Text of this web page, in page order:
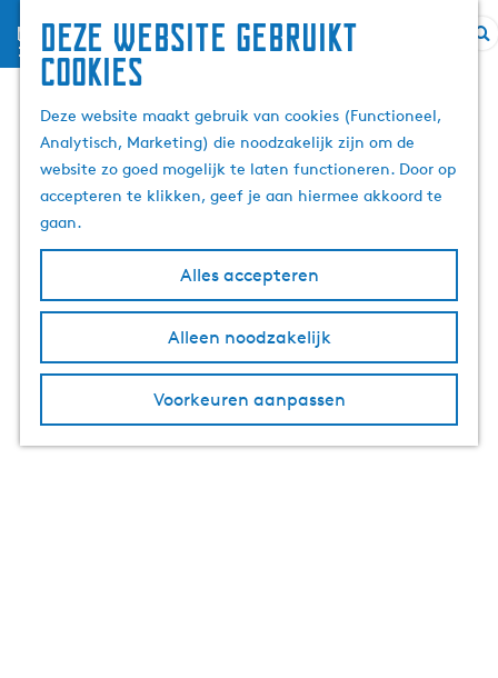
Deze website gebruikt
cookies
Deze website maakt gebruik van cookies (Functioneel,
Analytisch, Marketing) die noodzakelijk zijn om de
website zo goed mogelijk te laten functioneren. Door op
accepteren te klikken, geef je aan hiermee akkoord te
gaan.
Alles accepteren
Alleen noodzakelijk
Voorkeuren aanpassen
menu
G
a
n
a
a
r
e
o
p
g